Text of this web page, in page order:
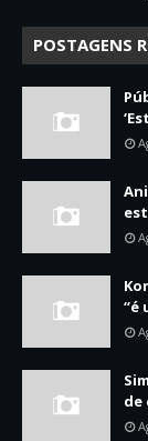
POSTAGENS
“é
de